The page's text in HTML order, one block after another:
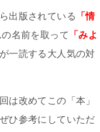
出版されている
「情
名前を取って
「みよ
一読する大人気の対
は改めてこの「本」
ひ参考にしていただ